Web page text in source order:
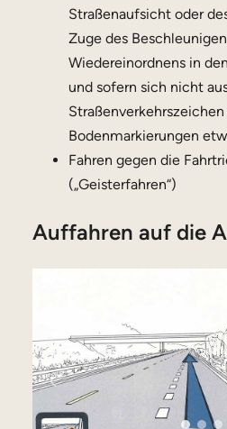
Straßenaufsicht oder
Zuge des
Wiedereinordnens in
und sofern sich nicht
Bodenmarkierungen
Fahren gegen die
(„Geisterfahren“)
Auffahren auf die